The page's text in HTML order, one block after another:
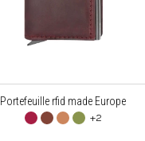
Portefeuille rfid made Europe
+2